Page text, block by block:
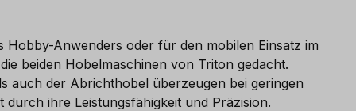
Hobby-Anwenders oder für den mobilen Einsatz im
beiden Hobelmaschinen von Triton gedacht.
auch der Abrichthobel überzeugen bei geringen
durch ihre Leistungsfähigkeit und Präzision.